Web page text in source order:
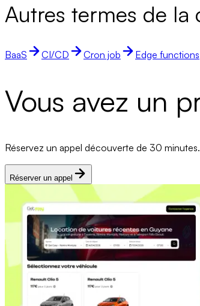
Autres termes de la
BaaS CI/CD Cron job Edge functions
Vous avez un
Réservez un appel découverte de 30
Réserver un appel